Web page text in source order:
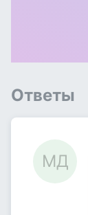
Ответы
МД